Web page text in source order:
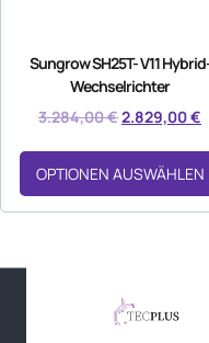
Sungrow SH25T- V11
Wechselrichter
3.284,00€2.829,00€
OPTIONEN AUSWÄHLEN